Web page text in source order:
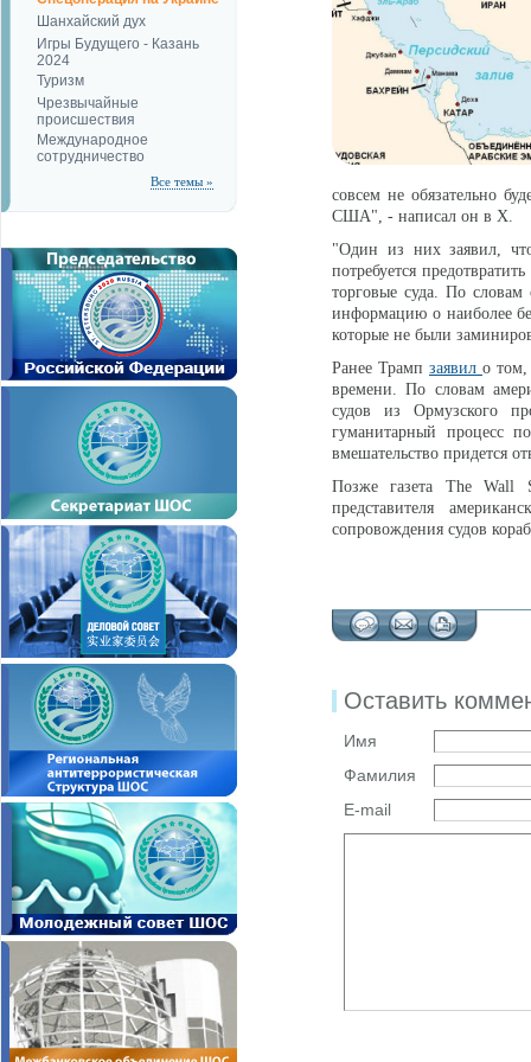
Шанхайский дух
Игры Будущего - Казань
2024
Туризм
Чрезвычайные
происшествия
Международное
сотрудничество
Все темы »
совсем не обязательно
США", - написал он в X.
"Один из них заявил,
потребуется
торговые суда. По
информацию о наиболее
которые не были
Ранее Трамп заявил о том,
времени. По словам
судов из Ормузского
гуманитарный процесс
вмешательство придется
Позже газета The Wall
представителя
сопровождения судов
Оставить
Имя
Фамилия
E-mail